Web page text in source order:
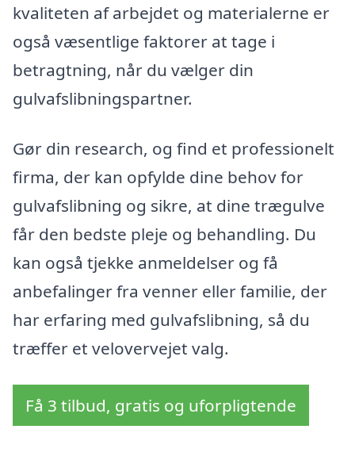
kvaliteten af arbejdet og materialerne er
også væsentlige faktorer at tage i
betragtning, når du vælger din
gulvafslibningspartner.
Gør din research, og find et professionelt
firma, der kan opfylde dine behov for
gulvafslibning og sikre, at dine trægulve
får den bedste pleje og behandling. Du
kan også tjekke anmeldelser og få
anbefalinger fra venner eller familie, der
har erfaring med gulvafslibning, så du
træffer et velovervejet valg.
Få 3 tilbud, gratis og uforpligtende